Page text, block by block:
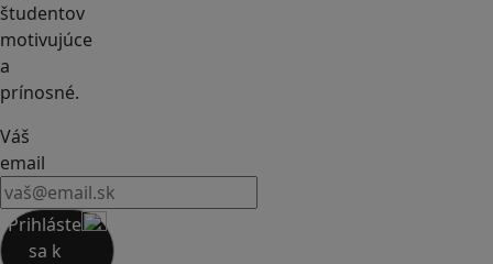
študentov
motivujúce
a
prínosné.
Váš
email
Prihláste
sa k